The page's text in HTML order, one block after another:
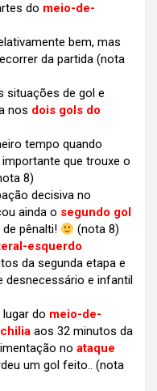
do meio-de-
bem, mas
da partida (nota
situações de gol e
nos dois gols do
tempo quando
que trouxe o
8)
decisiva no
ainda o segundo gol
pênalti!
(nota 8)
esquerdo
da segunda etapa e
desnecessário e infantil
do meio-de-
aos 32 minutos da
no ataque
um gol feito.. (nota